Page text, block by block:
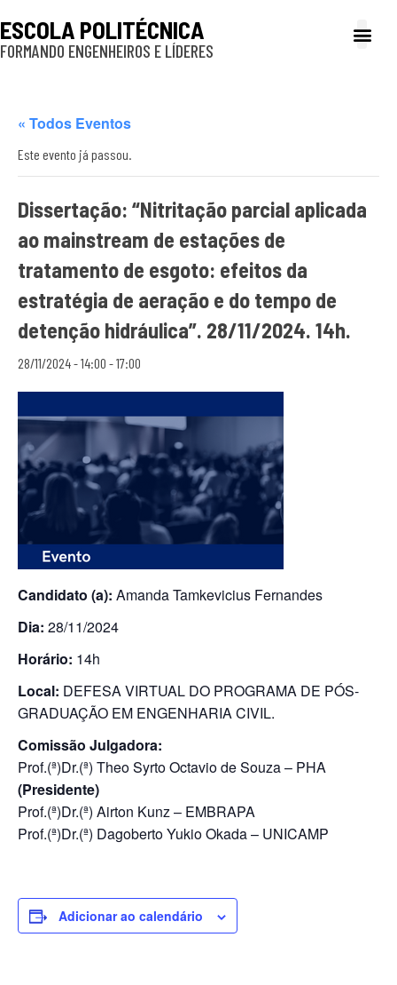
ESCOLA POLITÉCNICA
FORMANDO ENGENHEIROS E LÍDERES
« Todos Eventos
Este evento já passou.
Dissertação: “Nitritação parcial aplicada
ao mainstream de estações de
tratamento de esgoto: efeitos da
estratégia de aeração e do tempo de
detenção hidráulica”. 28/11/2024. 14h.
28/11/2024 - 14:00 -17:00
Candidato (a): Amanda Tamkevicius Fernandes
Dia: 28/11/2024
Horário: 14h
Local: DEFESA VIRTUAL DO PROGRAMA DE PÓS-
GRADUAÇÃO EM ENGENHARIA CIVIL.
Comissão Julgadora:
Prof.(ª)Dr.(ª) Theo Syrto Octavio de Souza – PHA
(Presidente)
Prof.(ª)Dr.(ª) Airton Kunz – EMBRAPA
Prof.(ª)Dr.(ª) Dagoberto Yukio Okada – UNICAMP
Adicionar ao calendário